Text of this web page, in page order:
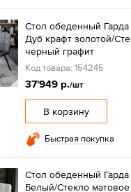
Стол обеденный
Дуб крафт золотой/
черный графит
Код товара: 154245
37'949 р./шт
В корзину
Быстрая покупка
Стол обеденный
Белый/Стекло